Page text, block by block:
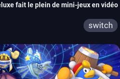
fait le plein de mini-jeux en vidéo
switch